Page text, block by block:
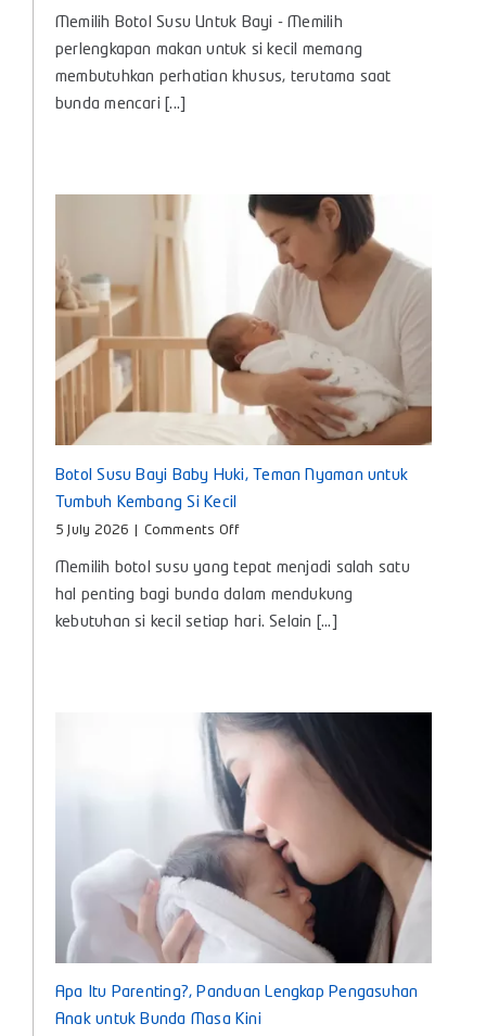
Botol
Susu
Untuk
Setiap
Hari
Memilih Botol Susu Untuk Bayi - Memilih
perlengkapan makan untuk si kecil memang
membutuhkan perhatian khusus, terutama saat
bunda mencari [...]
Botol Susu Bayi Baby Huki, Teman Nyaman untuk
Tumbuh Kembang Si Kecil
5 July 2026 Comments Offon
Susu
Bayi
Baby
Tumbuh
Kembang
Kecil
Memilih botol susu yang tepat menjadi salah satu
hal penting bagi bunda dalam mendukung
kebutuhan si kecil setiap hari. Selain [...]
Apa Itu Parenting?, Panduan Lengkap Pengasuhan
Anak untuk Bunda Masa Kini